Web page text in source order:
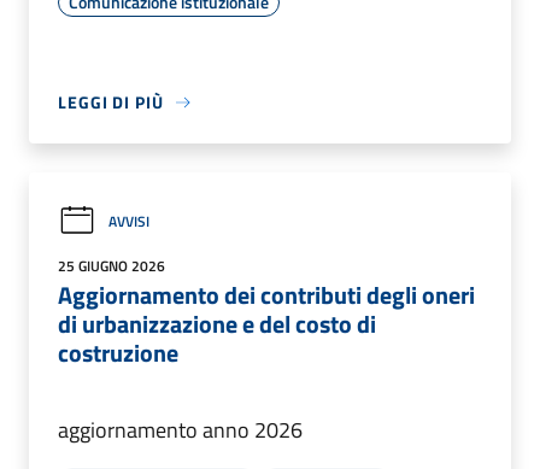
LEGGI DI PIÙ
AVVISI
25 GIUGNO 2026
Aggiornamento dei contributi degli oneri
di urbanizzazione e del costo di
costruzione
aggiornamento anno 2026